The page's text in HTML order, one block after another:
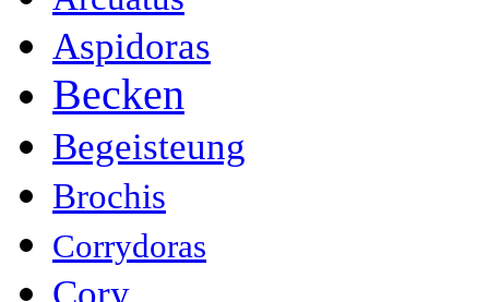
Aspidoras
Becken
Begeisteung
Brochis
Corrydoras
Cory